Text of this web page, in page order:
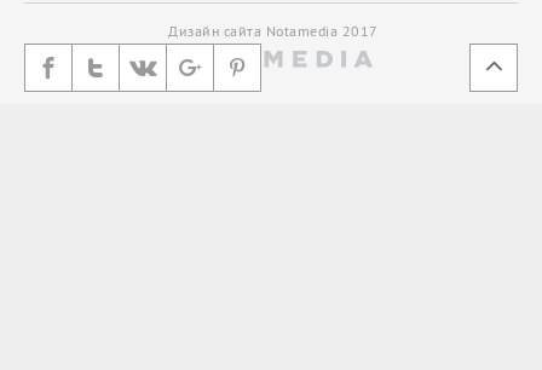
Дизайн сайта Notamedia 2017